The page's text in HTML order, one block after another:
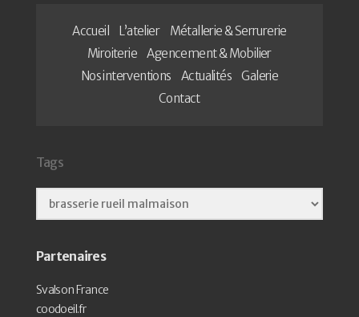
Accueil L’atelier
Métallerie & Serrurerie
Miroiterie
Agencement & Mobilier
Nos interventions
Actualités
Galerie
Contact
Tags
Partenaires
Svalson France
coodoeil.fr